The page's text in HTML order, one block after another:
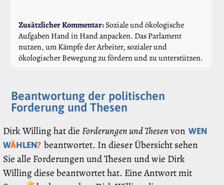
Zusätzlicher Kommentar:Soziale und ökologische
Aufgaben Hand in Hand anpacken. Das Parlament
nutzen, um Kämpfe der Arbeiter, sozialer und
ökologischer Bewegung zu fördern und zu unterstützen.
Beantwortung der politischen
Forderung und Thesen
Dirk Willing hat dieForderungen und Thesenvon WEN
WÄHLEN? beantwortet. In dieser Übersicht sehen
Sie alle Forderungen und Thesen und wie Dirk
Willing diese beantwortet hat. Eine Antwort mit